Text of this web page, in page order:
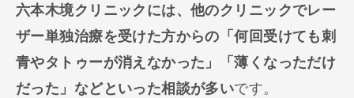
六本木境クリニックには、他のクリニックでレー
ザー単独治療を受けた方からの「何回受けても刺
青やタトゥーが消えなかった」「薄くなっただけ
だった」などといった相談が多いです。